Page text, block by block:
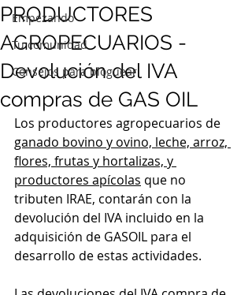
Empezando
Tu comunidad
Consejos para bloguear
PRODUCTORES
AGROPECUARIOS -
Devolución del IVA
compras de GAS OIL
Los productores agropecuarios de
ganado bovino y ovino, leche, arroz,
flores, frutas y hortalizas, y
productores apícolas que no
tributen IRAE, contarán con la
devolución del IVA incluido en la
adquisición de GASOIL para el
desarrollo de estas actividades.